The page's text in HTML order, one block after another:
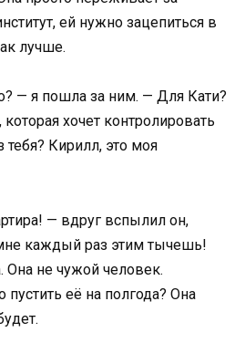
ей нужно зацепиться в
лучше.
— я пошла за ним. — Для Кати?
хочет контролировать
Кирилл, это моя
— вдруг вспылил он,
каждый раз этим тычешь!
Она не чужой человек.
её на полгода? Она